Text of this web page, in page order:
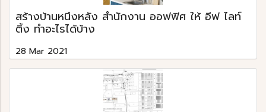
สร้างบ้านหนึ่งหลัง สำนักงาน ออฟฟิศ ให้ อีฟ ไลท์
ติ้ง ทำอะไรได้บ้าง
28 Mar 2021